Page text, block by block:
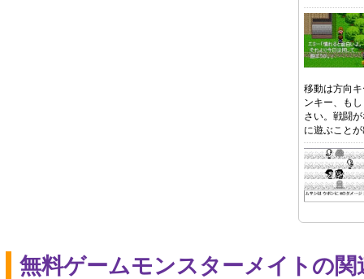
移動は方向
ンキー、も
さい。戦闘
に遊ぶこと
無料ゲームモンスターメイトの